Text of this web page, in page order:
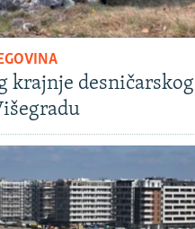
krajnje desničarskog